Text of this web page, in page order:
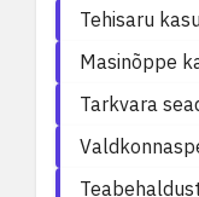
Tehisaru
Masinõppe
Tarkvara